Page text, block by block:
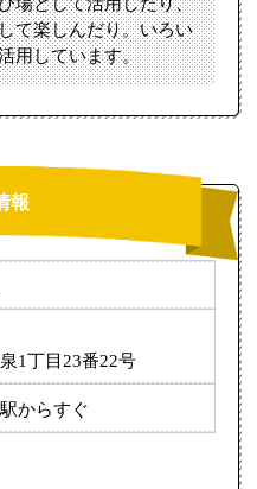
場として活用したり、
て楽しんだり。いろい
用しています。
報
1丁目23番22号
からすぐ